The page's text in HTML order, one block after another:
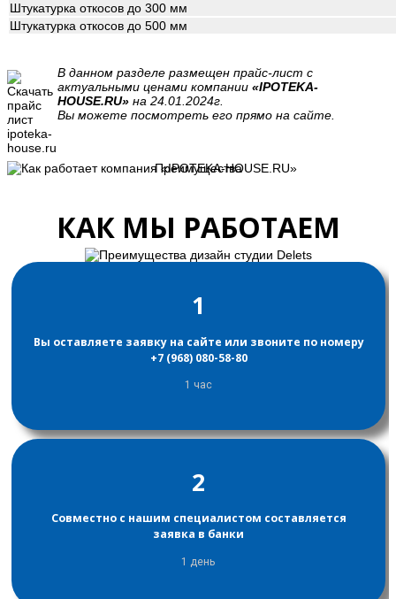
Штукатурка откосов до 300 мм
Штукатурка откосов до 500 мм
В данном разделе размещен прайс-лист с
актуальными ценами компании «IPOTEKA-
HOUSE.RU» на 24.01.2024г.
Вы можете посмотреть его прямо на сайте.
Преимущества
КАК МЫ РАБОТАЕМ
1
Вы оставляете заявку на сайте или звоните по номеру
+7 (968) 080-58-80
1 час
2
Совместно с нашим специалистом составляется
заявка в банки
1 день